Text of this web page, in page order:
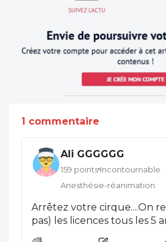
1 commentaire
Ali GGGGGG
159 points Incontournable
Anesthésie-réanimation
Arrêtez votre cirque....On
pas) les licences tous les 5